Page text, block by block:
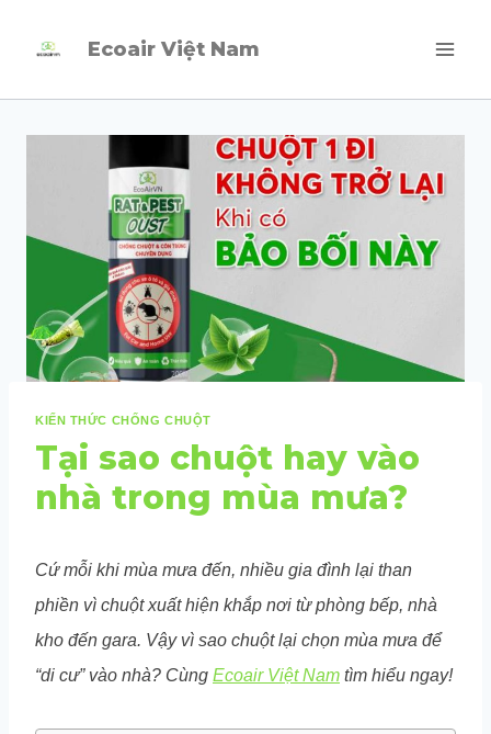
Ecoair Việt Nam
KIẾN THỨC CHỐNG CHUỘT
Tại sao chuột hay vào
nhà trong mùa mưa?
Cứ mỗi khi mùa mưa đến, nhiều gia đình lại than
phiền vì chuột xuất hiện khắp nơi từ phòng bếp, nhà
kho đến gara. Vậy vì sao chuột lại chọn mùa mưa để
“di cư” vào nhà? Cùng Ecoair Việt Nam tìm hiểu ngay!